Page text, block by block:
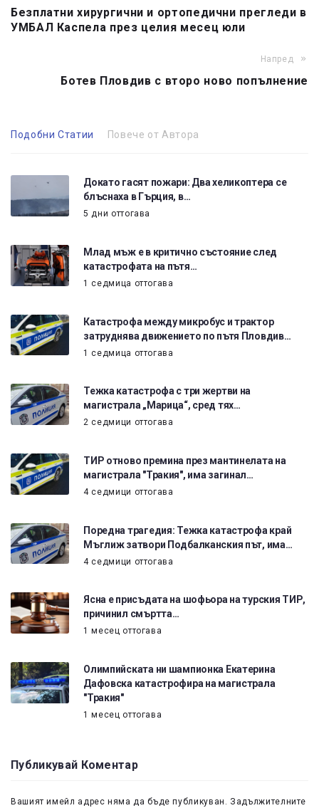
Безплатни хирургични и ортопедични прегледи в
УМБАЛ Каспела през целия месец юли
Напред
Ботев Пловдив с второ ново попълнение
Подобни Статии Повече от Автора
Докато гасят пожари: Два хеликоптера се
блъснаха в Гърция, в…
5 дни оттогава
Млад мъж е в критично състояние след
катастрофата на пътя…
1 седмица оттогава
Катастрофа между микробус и трактор
затруднява движението по пътя Пловдив…
1 седмица оттогава
Тежка катастрофа с три жертви на
магистрала „Марица“, сред тях…
2 седмици оттогава
ТИР отново премина през мантинелата на
магистрала "Тракия", има загинал…
4 седмици оттогава
Поредна трагедия: Тежка катастрофа край
Мъглиж затвори Подбалканския път, има…
4 седмици оттогава
Ясна е присъдата на шофьора на турския ТИР,
причинил смъртта…
1 месец оттогава
Олимпийската ни шампионка Екатерина
Дафовска катастрофира на магистрала
"Тракия"
1 месец оттогава
Публикувай Коментар
Вашият имейл адрес няма да бъде публикуван. Задължителните